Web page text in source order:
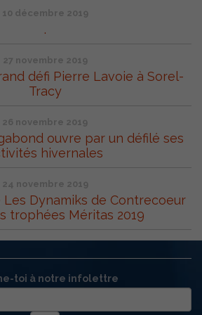
10 décembre 2019
.
27 novembre 2019
défi Pierre Lavoie à Sorel-
Tracy
26 novembre 2019
ouvre par un défilé ses
hivernales
24 novembre 2019
Dynamiks de Contrecoeur
trophées Méritas 2019
toi à notre infolettre